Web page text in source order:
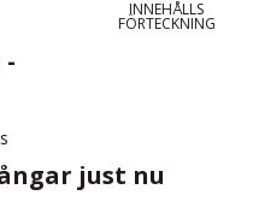
just nu
INNEHÅLLS
FÖRTECKNING